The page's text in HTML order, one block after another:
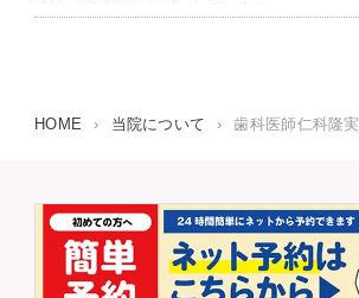
HOME › 当院について › 歯科医師仁科隆実